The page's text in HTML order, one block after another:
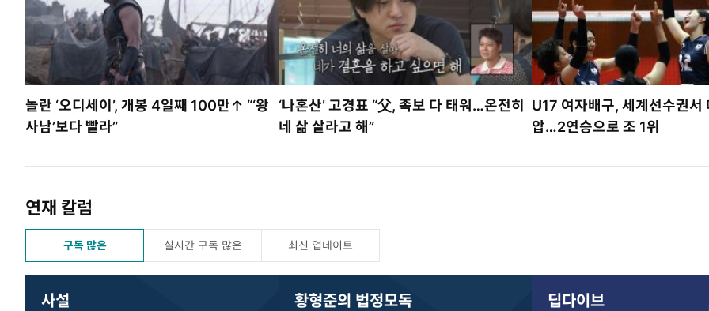
놀란 ‘오디세이’, 개봉 4일째 100만↑ “‘왕
사남’보다 빨라”
‘나혼산’ 고경표 “父, 족보 다 태워…온전히
네 삶 살라고 해”
U17 여자배구, 세계선수권서
압…2연승으로 조 1위
연재 칼럼
구독 많은 실시간 구독 많은 최신 업데이트
사설 황형준의 법정모독 딥다이브